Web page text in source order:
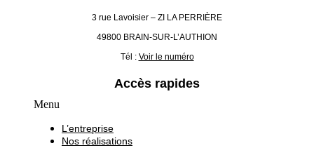
3 rue Lavoisier – ZI LA PERRIÈRE
49800 BRAIN-SUR-L’AUTHION
Tél : Voir le numéro
Accès rapides
Menu
L’entreprise
Nos réalisations